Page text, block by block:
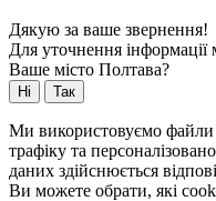
Дякую за ваше звернення!
Для уточнення
Ваше місто Полтава?
Ні Так
Ми використовуємо файли
трафіку та
даних здійснюється
Ви можете обрати, які